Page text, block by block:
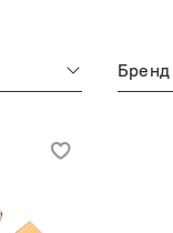
Бренд